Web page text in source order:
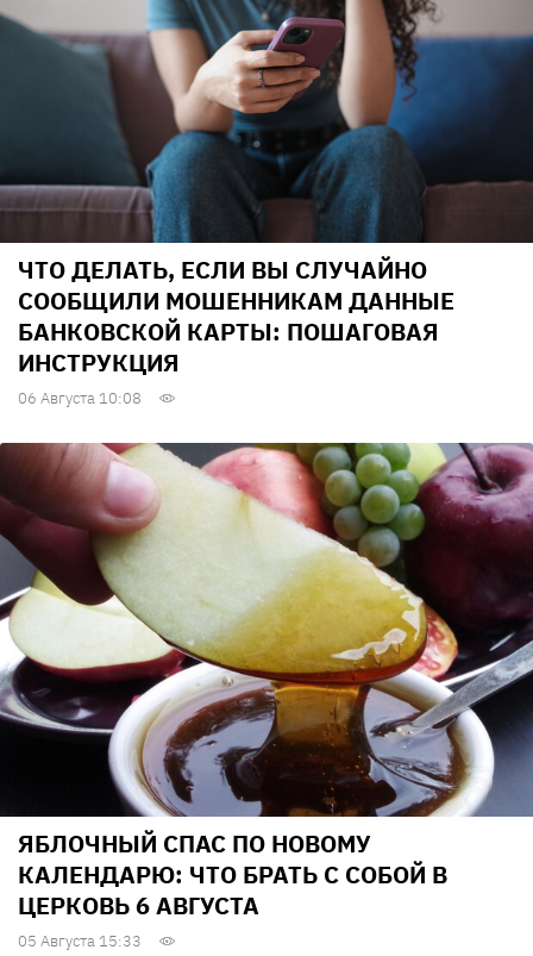
ЧТО ДЕЛАТЬ, ЕСЛИ ВЫ СЛУЧАЙНО
СООБЩИЛИ МОШЕННИКАМ ДАННЫЕ
БАНКОВСКОЙ КАРТЫ: ПОШАГОВАЯ
ИНСТРУКЦИЯ
06 Августа 10:08
ЯБЛОЧНЫЙ СПАС ПО НОВОМУ
КАЛЕНДАРЮ: ЧТО БРАТЬ С СОБОЙ В
ЦЕРКОВЬ 6 АВГУСТА
05 Августа 15:33